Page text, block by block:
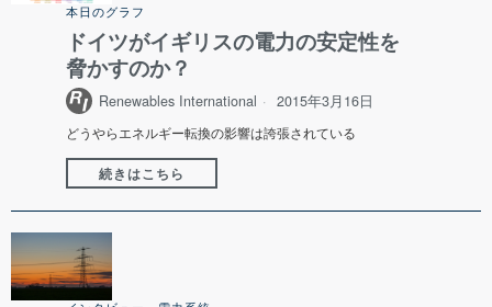
本日のグラフ
ドイツがイギリスの電力の安定性を
脅かすのか？
Renewables International 2015年3月16日
どうやらエネルギー転換の影響は誇張されている
続きはこちら